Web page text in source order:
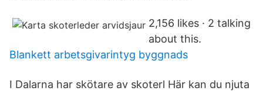
2,156 likes · 2 talking
about this.
Blankett arbetsgivarintyg byggnads
I Dalarna har skötare av skoterl Här kan du njuta